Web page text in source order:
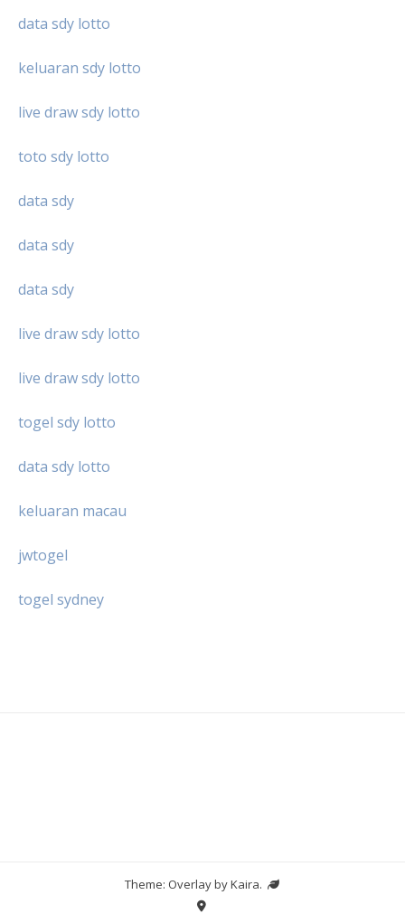
data sdy lotto
keluaran sdy lotto
live draw sdy lotto
toto sdy lotto
data sdy
data sdy
data sdy
live draw sdy lotto
live draw sdy lotto
togel sdy lotto
data sdy lotto
keluaran macau
jwtogel
togel sydney
Theme: Overlay byKaira.